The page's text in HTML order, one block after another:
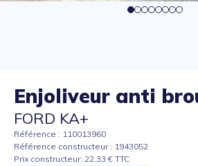
Enjoliveur anti
FORD KA+
Référence : 110013960
Référence constructeur : 1943052
Prix constructeur: 22.33 € TTC